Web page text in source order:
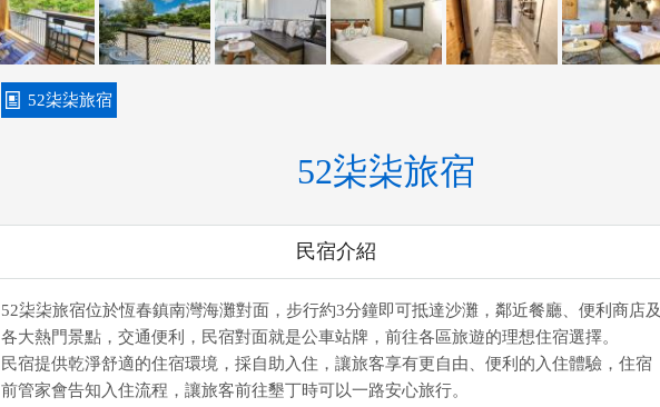
52柒柒旅宿
52柒柒旅宿
民宿介紹
52柒柒旅宿位於恆春鎮南灣海灘對面，步行約3分鐘即可抵達沙灘，鄰近餐廳、便利商店及
各大熱門景點，交通便利，民宿對面就是公車站牌，前往各區旅遊的理想住宿選擇。
民宿提供乾淨舒適的住宿環境，採自助入住，讓旅客享有更自由、便利的入住體驗，住宿
前管家會告知入住流程，讓旅客前往墾丁時可以一路安心旅行。